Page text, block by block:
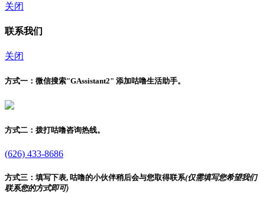
关闭
联系我们
关闭
方式一： 微信搜索"GAssistant2" 添加咕噜生活助手。
方式二： 拨打咕噜咨询热线。
(626) 433-8686
方式三： 填写下表, 咕噜的小伙伴稍后会与您取得联系(仅需填写您希望我们
联系您的方式即可)